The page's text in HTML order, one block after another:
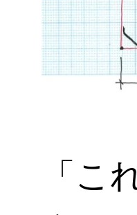
「こ